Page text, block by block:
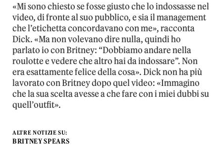
«Mi sono chiesto se fosse giusto che lo indossasse nel
video, di fronte al suo pubblico, e sia il management
che l’etichetta concordavano con me», racconta
Dick. «Ma non volevano dire nulla, quindi ho
parlato io con Britney: “Dobbiamo andare nella
roulotte e vedere che altro hai da indossare”. Non
era esattamente felice della cosa». Dick non ha più
lavorato con Britney dopo quel video: «Immagino
che la sua scelta avesse a che fare con i miei dubbi su
quell’outfit».
ALTRE NOTIZIE SU:
BRITNEY SPEARS